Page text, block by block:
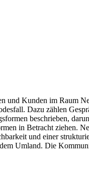
Kunden im Raum
Dazu zählen
beschrieben,
in Betracht ziehen.
und einer
Umland. Die